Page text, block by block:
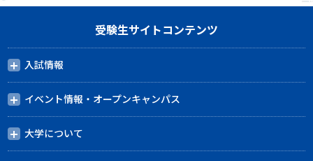
受験生サイトコンテンツ
入試情報
イベント情報・オープンキャンパス
大学について